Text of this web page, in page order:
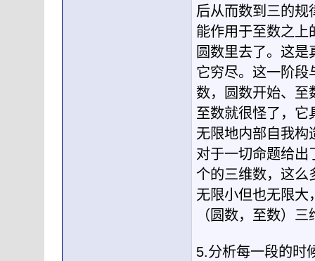
后从而数到三的规
能作用于至数之上
圆数里去了。这
它穷尽。这一阶段
数，圆数开始、至
至数就很怪了，它
无限地内部自我构
对于一切命题给出
个的三维数，这么
无限小但也无限大
（圆数，至数）
5.分析每一段的时